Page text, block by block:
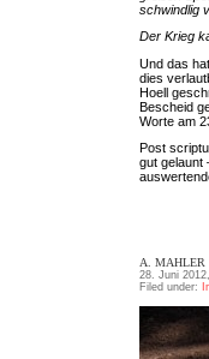
schwindlig
Der Krieg
Und das
dies
Hoell
Bescheid
Worte am
Post
gut gelaunt
A. MAHLER
28. Juni
Filed under: